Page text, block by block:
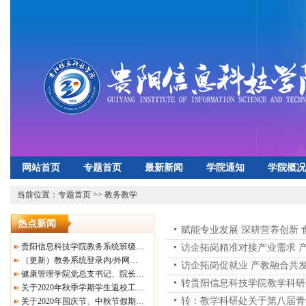
网站首页 专题首页 最新新闻 学院通知 学院概况
招生就业 心理健康 实验实训中心
当前位置： 专题首页 >> 教务教学
热点新闻
贵阳信息科技学院教务系统班级课表及学生个人课表查询
（更新）教务系统登录内/外网操作指南及贵阳信息科技学院关于做好2021-2022-2学期重修（补修）课程上课安排的通知（转发）
健康管理学院党总支书记、院长 唐婷
关于2020年秋季学期学生返校工作的相关要求
关于2020年国庆节、中秋节假期的通知
赋能专业发展 深耕营养创新
访企拓岗精准对接产业需求
访企拓岗促就业 产教融合共
转：教学科研处关于第八届